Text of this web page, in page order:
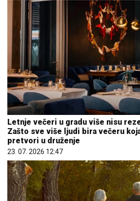
Letnje večeri u gradu više nisu
Zašto sve više ljudi bira večeru
pretvori u druženje
23. 07. 2026 12:47